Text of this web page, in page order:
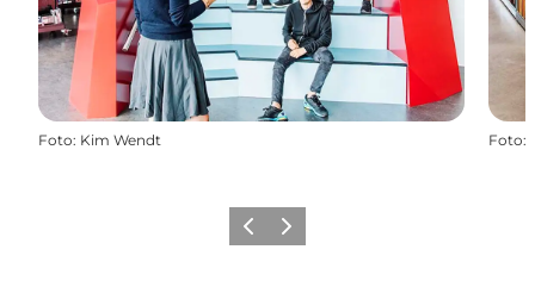
Foto: Kim Wendt Foto:
ForrigeNæste